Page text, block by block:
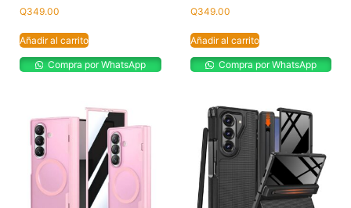
Q349.00
Añadir al carrito
Compra por WhatsApp
Q349.00
Añadir al carrito
Compra por WhatsApp